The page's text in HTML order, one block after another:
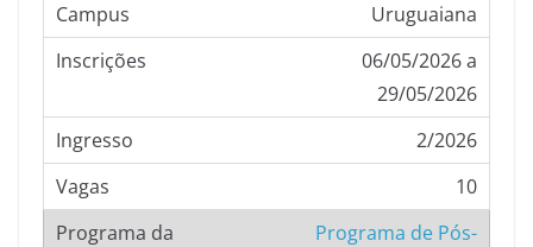
Uruguaiana
06/05/2026 a
29/05/2026
2/2026
10
Programa de Pós-